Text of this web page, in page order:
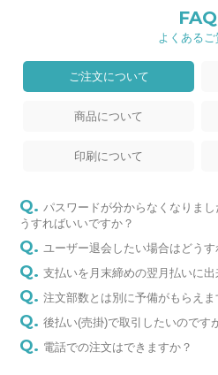
FAQ
よくあるご
ご注文について
商品について
印刷について
パスワードが分からなくなりま
うすればいいですか？
ユーザー退会したい場合はどうす
支払いを月末締めの翌月払いに出
注文部数とは別に予備がもらえま
後払い(売掛)で取引したいのです
電話での注文はできますか？